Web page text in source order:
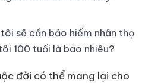
sẽ cần bảo hiểm nhân thọ
100 tuổi là bao nhiêu?
đời có thể mang lại cho